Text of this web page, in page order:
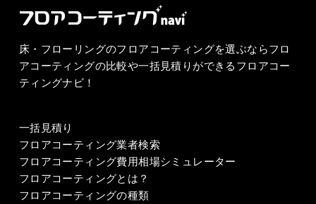
床・フローリングのフロアコーティングを選ぶならフロ
アコーティングの比較や一括見積りができるフロアコー
ティングナビ！
一括見積り
フロアコーティング業者検索
フロアコーティング費用相場シミュレーター
フロアコーティングとは？
フロアコーティングの種類